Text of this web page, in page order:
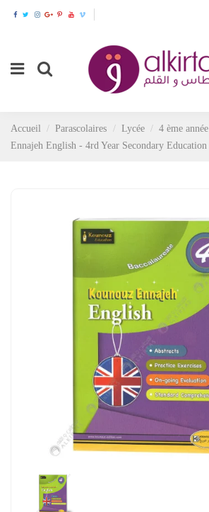
Accueil Parascolaires Lycée 4 ème année
Ennajeh English - 4rd Year Secondary Education